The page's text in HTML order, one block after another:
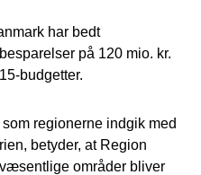
har bedt
på 120 mio. kr.
budgetter.
regionerne indgik med
betyder, at Region
områder bliver